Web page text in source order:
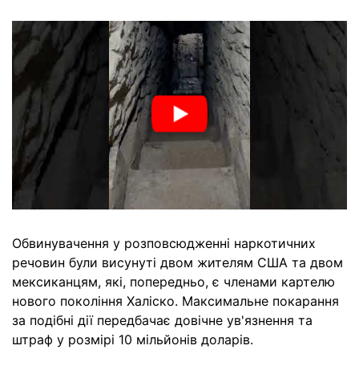
Обвинувачення у розповсюдженні наркотичних
речовин були висунуті двом жителям США та двом
мексиканцям, які, попередньо, є членами картелю
нового покоління Халіско. Максимальне покарання
за подібні дії передбачає довічне ув'язнення та
штраф у розмірі 10 мільйонів доларів.